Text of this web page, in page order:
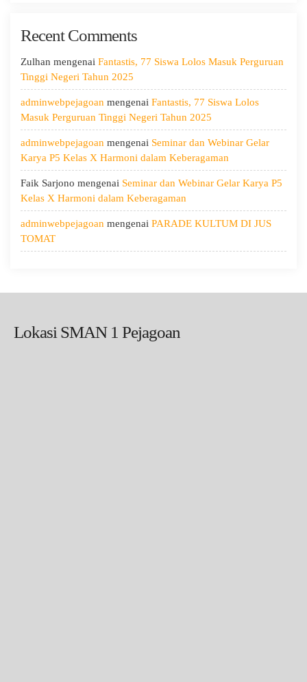
Menggali
Diri,
Menjaga
Kesehatan,
dan
Menumbuhkan
Kepedulian
Recent Comments
Zulhan mengenai Fantastis, 77 Siswa Lolos Masuk Perguruan
Tinggi Negeri Tahun 2025
adminwebpejagoan mengenai Fantastis, 77 Siswa Lolos
Masuk Perguruan Tinggi Negeri Tahun 2025
adminwebpejagoan mengenai Seminar dan Webinar Gelar
Karya P5 Kelas X Harmoni dalam Keberagaman
Faik Sarjono mengenai Seminar dan Webinar Gelar Karya P5
Kelas X Harmoni dalam Keberagaman
adminwebpejagoan mengenai PARADE KULTUM DI JUS
TOMAT
Lokasi SMAN 1 Pejagoan